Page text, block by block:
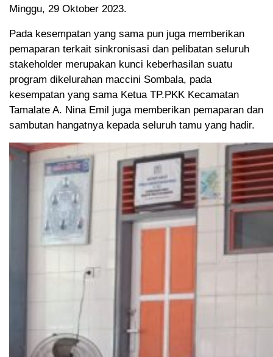
Minggu, 29 Oktober 2023.
Pada kesempatan yang sama pun juga memberikan
pemaparan terkait sinkronisasi dan pelibatan seluruh
stakeholder merupakan kunci keberhasilan suatu
program dikelurahan maccini Sombala, pada
kesempatan yang sama Ketua TP.PKK Kecamatan
Tamalate A. Nina Emil juga memberikan pemaparan dan
sambutan hangatnya kepada seluruh tamu yang hadir.